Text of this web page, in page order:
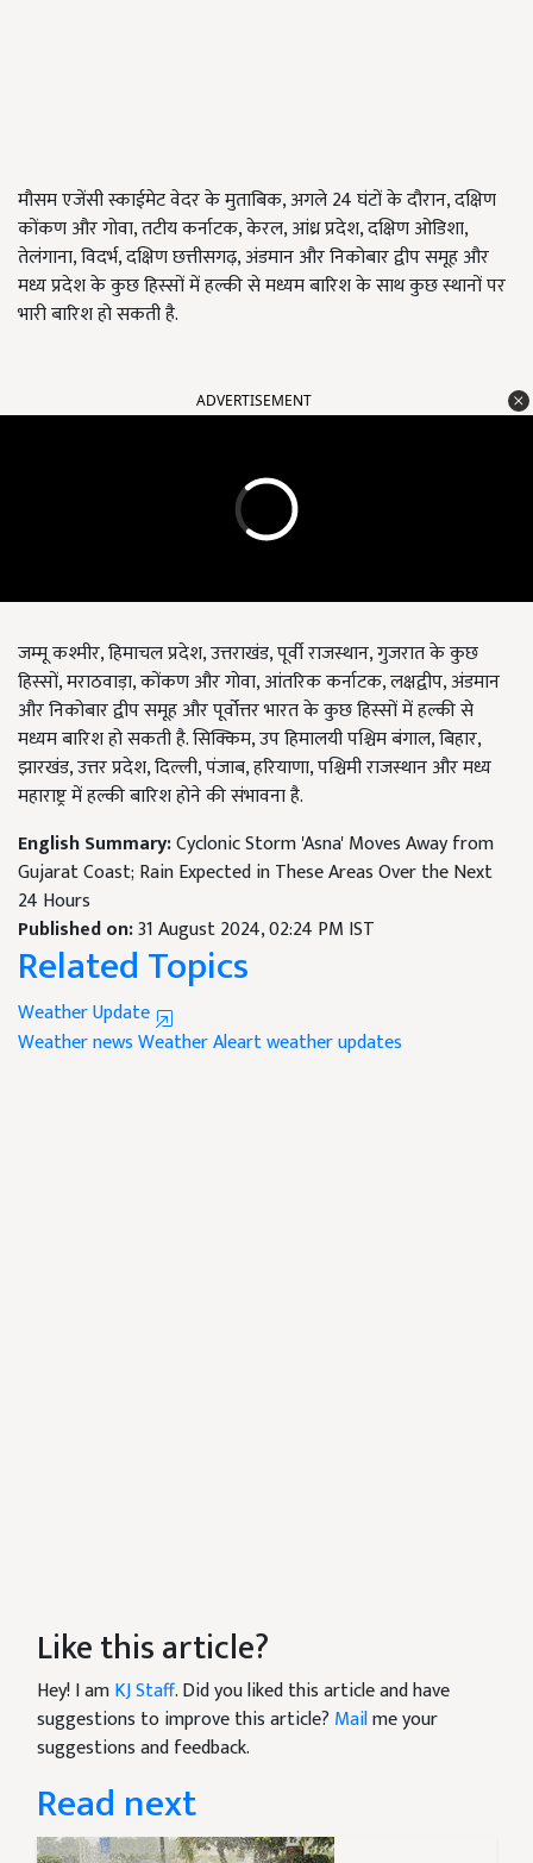
मौसम एजेंसी स्काईमेट वेदर के मुताबिक, अगले 24 घंटों के दौरान, दक्षिण
कोंकण और गोवा, तटीय कर्नाटक, केरल, आंध्र प्रदेश, दक्षिण ओडिशा,
तेलंगाना, विदर्भ, दक्षिण छत्तीसगढ़, अंडमान और निकोबार द्वीप समूह और
मध्य प्रदेश के कुछ हिस्सों में हल्की से मध्यम बारिश के साथ कुछ स्थानों पर
भारी बारिश हो सकती है.
ADVERTISEMENT
जम्मू कश्मीर, हिमाचल प्रदेश, उत्तराखंड, पूर्वी राजस्थान, गुजरात के कुछ
हिस्सों, मराठवाड़ा, कोंकण और गोवा, आंतरिक कर्नाटक, लक्षद्वीप, अंडमान
और निकोबार द्वीप समूह और पूर्वोत्तर भारत के कुछ हिस्सों में हल्की से
मध्यम बारिश हो सकती है. सिक्किम, उप हिमालयी पश्चिम बंगाल, बिहार,
झारखंड, उत्तर प्रदेश, दिल्ली, पंजाब, हरियाणा, पश्चिमी राजस्थान और मध्य
महाराष्ट्र में हल्की बारिश होने की संभावना है.
English Summary:Cyclonic Storm 'Asna' Moves Away from
Gujarat Coast; Rain Expected in These Areas Over the Next
24 Hours
Published on:31 August 2024, 02:24 PM IST
Related Topics
Weather Update
Weather newsWeather Aleartweather updates
Like this article?
Hey! I amKJ Staff. Did you liked this article and have
suggestions to improve this article? Mailme your
suggestions and feedback.
Read next